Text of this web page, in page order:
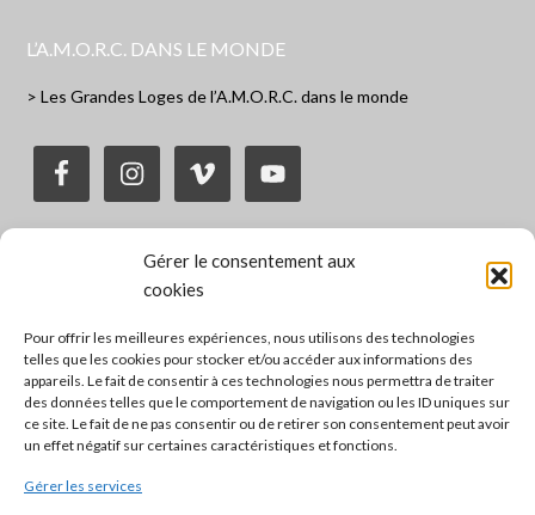
Gérer le consentement aux
cookies
Pour offrir les meilleures expériences, nous utilisons des technologies
telles que les cookies pour stocker et/ou accéder aux informations des
appareils. Le fait de consentir à ces technologies nous permettra de traiter
des données telles que le comportement de navigation ou les ID uniques sur
ce site. Le fait de ne pas consentir ou de retirer son consentement peut avoir
un effet négatif sur certaines caractéristiques et fonctions.
Gérer les services
L’A.M.O.R.C. DANS LE MONDE
> Les Grandes Loges de l’A.M.O.R.C. dans le monde
BROCHURE D’INFORMATION